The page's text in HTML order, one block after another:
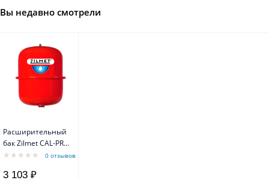
Вы недавно смотрели
Расширительный
бак Zilmet CAL-PRO
18 SBR
0 отзывов
3 103 ₽